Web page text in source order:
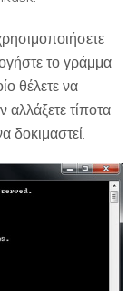
το γράμμα
θέλετε να
τίποτα
δοκιμαστεί.